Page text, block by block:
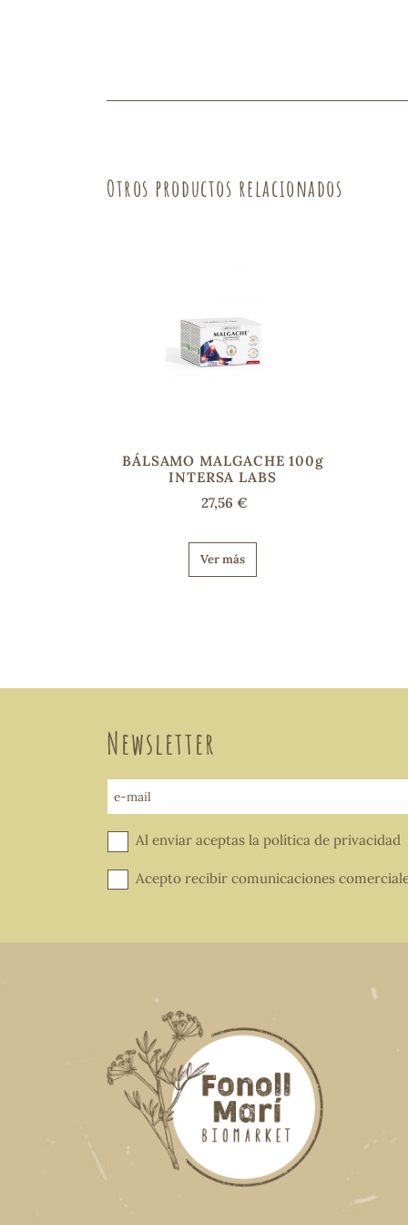
Otros productos relacionados
BÁLSAMO MALGACHE 100g
INTERSA LABS
27,56 €
Ver más
Newsletter
e-mail
Al enviar aceptas la política de privacidad
Acepto recibir comunicaciones